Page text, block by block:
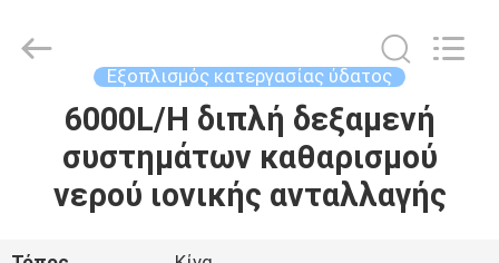
ΣΠΊΤΙ
ΠΡΟΪΌΝΤΑ
Technology
Εξοπλισμός κατεργασίας ύδατος
6000L/H διπλή δεξαμενή
συστημάτων καθαρισμού
νερού ιονικής ανταλλαγής